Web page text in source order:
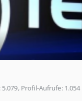
5.079 Profil-Aufrufe 1.054